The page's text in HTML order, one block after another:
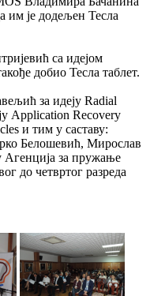
им је додељен Тесла
са идејом
добио Тесла таблет.
за идеју Radial
Application Recovery
и тим у саставу:
Белошевић, Мирослав
Агенција за пружање
до четвртог разреда